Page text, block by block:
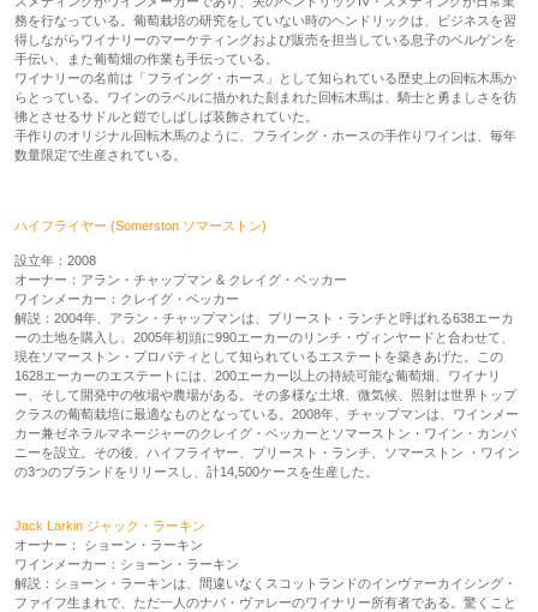
務を行なっている。葡萄栽培の研究をしていない時のヘンドリックは、ビジネスを習
得しながらワイナリーのマーケティングおよび販売を担当している息子のベルゲンを
手伝い、また葡萄畑の作業も手伝っている。
ワイナリーの名前は「フライング・ホース」として知られている歴史上の回転木馬か
らとっている。ワインのラベルに描かれた刻まれた回転木馬は、騎士と勇ましさを彷
彿とさせるサドルと鎧でしばしば装飾されていた。
手作りのオリジナル回転木馬のように、フライング・ホースの手作りワインは、毎年
数量限定で生産されている。
ハイフライヤー (Somerston ソマーストン)
設立年：2008
オーナー：アラン・チャップマン & クレイグ・ベッカー
ワインメーカー：クレイグ・ベッカー
解説：2004年、アラン・チャップマンは、プリースト・ランチと呼ばれる638エーカ
ーの土地を購入し、2005年初頭に990エーカーのリンチ・ヴィンヤードと合わせて、
現在ソマーストン・プロパティとして知られているエステートを築きあげた。この
1628エーカーのエステートには、200エーカー以上の持続可能な葡萄畑、ワイナリ
ー、そして開発中の牧場や農場がある。その多様な土壌、微気候、照射は世界トップ
クラスの葡萄栽培に最適なものとなっている。2008年、チャップマンは、ワインメー
カー兼ゼネラルマネージャーのクレイグ・ベッカーとソマーストン・ワイン・カンパ
ニーを設立。その後、ハイフライヤー、プリースト・ランチ、ソマーストン ・ワイン
の3つのブランドをリリースし、計14,500ケースを生産した。
Jack Larkin ジャック・ラーキン
オーナー： ショーン・ラーキン
ワインメーカー：ショーン・ラーキン
解説：ショーン・ラーキンは、間違いなくスコットランドのインヴァーカイシング・
ファイフ生まれで、ただ一人のナパ・ヴァレーのワイナリー所有者である。驚くこと